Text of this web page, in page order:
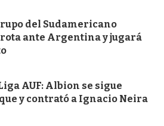
del Sudamericano
ante Argentina y jugará
AUF: Albion se sigue
y contrató a Ignacio Neira